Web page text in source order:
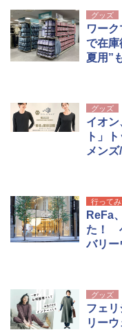
X
収
ソ
ポ
可
ン
グッズ
ワー
で在庫
夏用”
グッズ
イオ
ト」
メン
行ってみ
ReFa
た！
バリー
グッズ
フェ
リー